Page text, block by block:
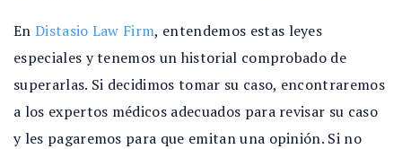
En Distasio Law Firm, entendemos estas leyes
especiales y tenemos un historial comprobado de
superarlas. Si decidimos tomar su caso, encontraremos
a los expertos médicos adecuados para revisar su caso
y les pagaremos para que emitan una opinión. Si no